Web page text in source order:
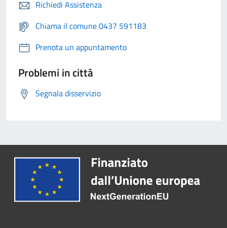
Richiedi Assistenza
Chiama il comune 0437 591183
Prenota un appuntamento
Problemi in città
Segnala disservizio